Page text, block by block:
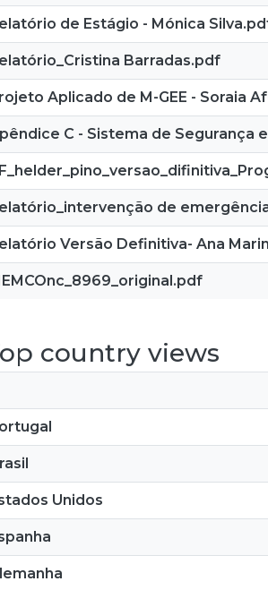
de Estágio - Mónica
Barradas.pdf
Aplicado de M-GEE - Soraia
C - Sistema de Segurança
de
Versão Definitiva- Ana
country views
Unidos